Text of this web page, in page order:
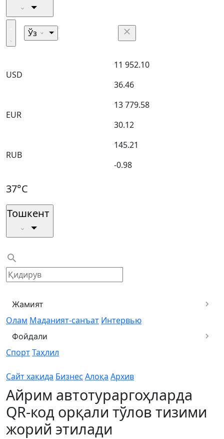
Ўз
USD
11 952.10
36.46
EUR
13 779.58
30.12
RUB
145.21
-0.98
37°C
Тошкент
Жамият
Олам Маданият-санъат Интервью
Фойдали
СпортТаҳлил
Сайт хақида Бизнес Алоқа Архив
Айрим автотураргоҳларда
QR-код орқали тўлов тизими
жорий этилади